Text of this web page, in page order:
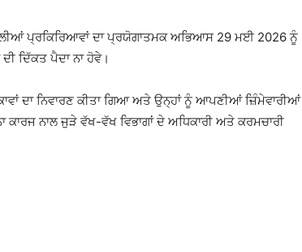
ਪ੍ਰਕਿਰਿਆਵਾਂ ਦਾ ਪ੍ਰਯੋਗਾਤਮਕ ਅਭਿਆਸ 29 ਮਈ 2026 ਨੂੰ
ਦਿੱਕਤ ਪੈਦਾ ਨਾ ਹੋਵੇ।
ਦਾ ਨਿਵਾਰਣ ਕੀਤਾ ਗਿਆ ਅਤੇ ਉਨ੍ਹਾਂ ਨੂੰ ਆਪਣੀਆਂ ਜ਼ਿੰਮੇਵਾਰੀਆਂ
ਨਾਲ ਜੁੜੇ ਵੱਖ-ਵੱਖ ਵਿਭਾਗਾਂ ਦੇ ਅਧਿਕਾਰੀ ਅਤੇ ਕਰਮਚਾਰੀ